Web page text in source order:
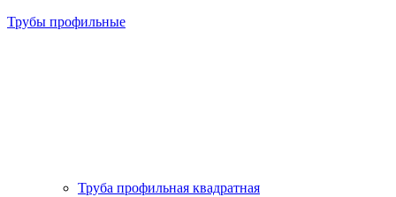
Трубы профильные
Труба профильная квадратная